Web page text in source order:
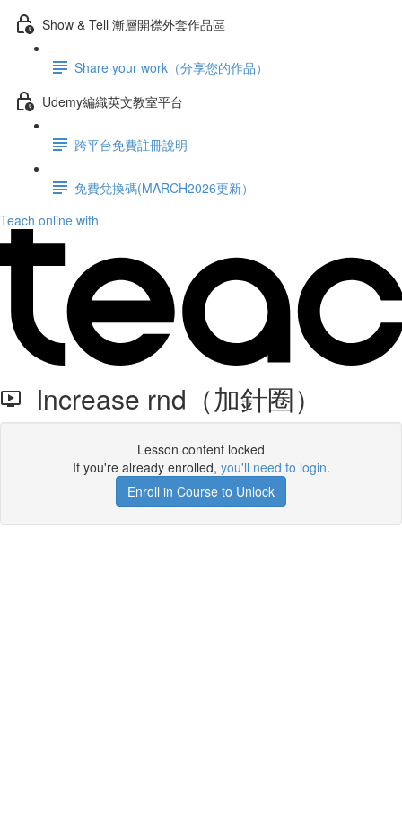
Show & Tell 漸層開襟外套作品區
Share your work（分享您的作品）
Udemy編織英文教室平台
跨平台免費註冊說明
免費兌換碼(MARCH2026更新）
Teach online with
Increase rnd（加針圈）
Lesson content locked
If you're already enrolled, you'll need to login.
Enroll in Course to Unlock